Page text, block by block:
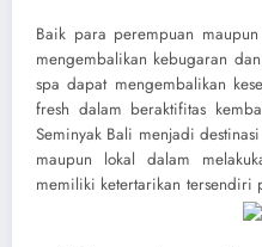
Baik para perempuan
mengembalikan kebugaran
spa dapat mengembalikan
fresh dalam beraktifitas
Seminyak Bali menjadi
maupun lokal dalam
memiliki ketertarikan